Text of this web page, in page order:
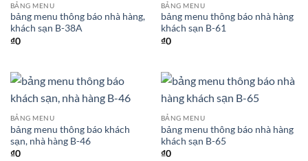
BẢNG MENU
bảng menu thông báo nhà hàng,
khách sạn B-38A
₫0
BẢNG MENU
bảng menu thông báo nhà hàng
khách sạn B-61
₫0
BẢNG MENU
bảng menu thông báo khách
sạn, nhà hàng B-46
₫0
BẢNG MENU
bảng menu thông báo nhà hàng
khách sạn B-65
₫0